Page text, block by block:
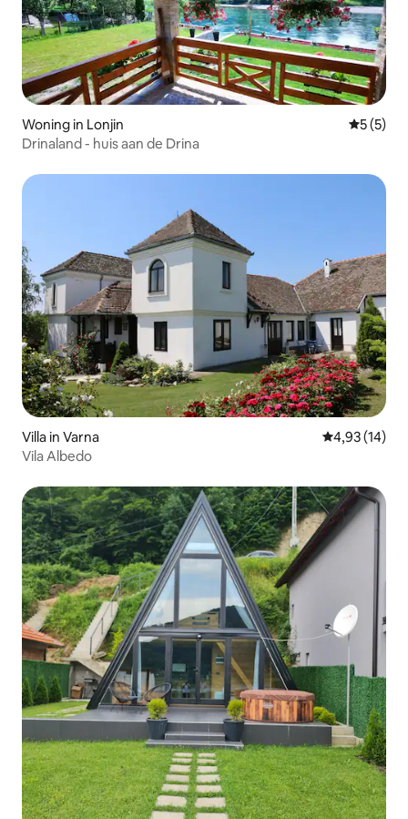
Woning in Lonjin
5 (5)
Drinaland - huis aan de Drina
Villa in Varna Gemiddelde
4,93 (14)
Vila Albedo